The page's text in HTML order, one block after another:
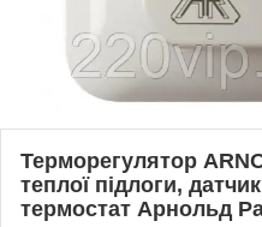
Терморегулятор
теплої підлоги,
термостат Арнольд